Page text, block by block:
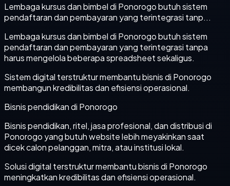
Lembaga kursus dan bimbel di Ponorogo butuh sistem
pendaftaran dan pembayaran yang terintegrasi tanp...
Lembaga kursus dan bimbel di Ponorogo butuh sistem
pendaftaran dan pembayaran yang terintegrasi tanpa
harus mengelola beberapa spreadsheet sekaligus.
Sistem digital terstruktur membantu bisnis di Ponorogo
membangun kredibilitas dan efisiensi operasional.
Bisnis pendidikan di Ponorogo
Bisnis pendidikan, ritel, jasa profesional, dan distribusi di
Ponorogo yang butuh website lebih meyakinkan saat
dicek calon pelanggan, mitra, atau institusi lokal.
Solusi digital terstruktur membantu bisnis di Ponorogo
meningkatkan kredibilitas dan efisiensi operasional.